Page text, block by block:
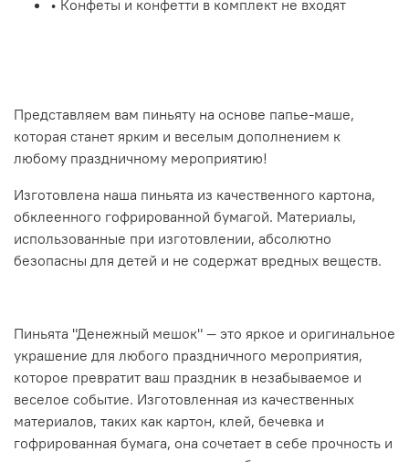
• Конфеты и конфетти в комплект не входят
Представляем вам пиньяту на основе папье-маше,
которая станет ярким и веселым дополнением к
любому праздничному мероприятию!
Изготовлена наша пиньята из качественного картона,
обклеенного гофрированной бумагой. Материалы,
использованные при изготовлении, абсолютно
безопасны для детей и не содержат вредных веществ.
Пиньята "Денежный мешок" — это яркое и оригинальное
украшение для любого праздничного мероприятия,
которое превратит ваш праздник в незабываемое и
веселое событие. Изготовленная из качественных
материалов, таких как картон, клей, бечевка и
гофрированная бумага, она сочетает в себе прочность и